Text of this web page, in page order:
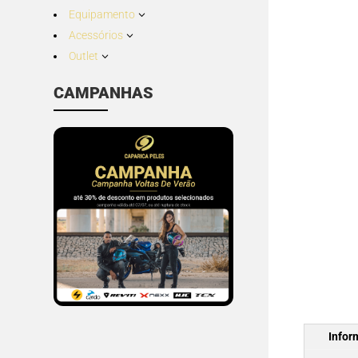
Equipamento 3
Acessórios 3
Outlet 3
CAMPANHAS